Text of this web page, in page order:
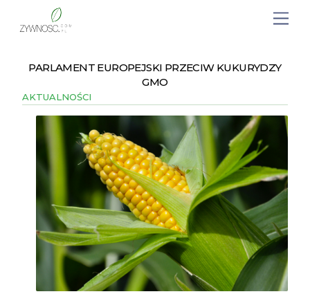
PARLAMENT EUROPEJSKI PRZECIW KUKURYDZY
GMO
AKTUALNOŚCI